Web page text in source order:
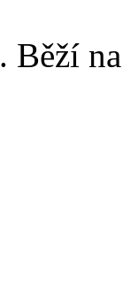
. Běží